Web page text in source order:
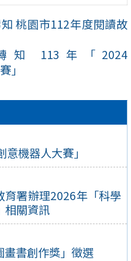
機器人大賽」
育署辦理2026年「科學
相關資訊
書創作獎」徵選
桃園市112年度閱讀故
知 113年「2024
」